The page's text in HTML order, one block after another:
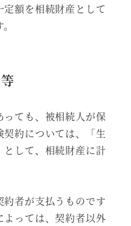
額を相続財産として
ても、被相続人が保
約については、「生
して、相続財産に計
者が支払うものです
っては、契約者以外